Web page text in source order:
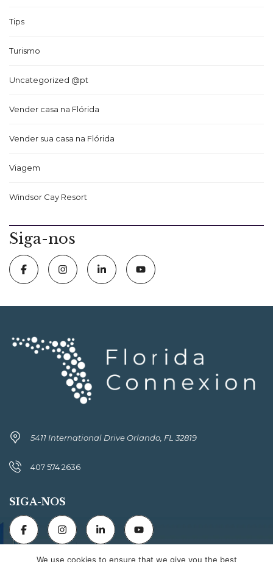
Tips
Turismo
Uncategorized @pt
Vender casa na Flórida
Vender sua casa na Flórida
Viagem
Windsor Cay Resort
Siga-nos
5411 International Drive Orlando, FL 32819
407 574 2636
SIGA-NOS
We use cookies to ensure that we give you the best